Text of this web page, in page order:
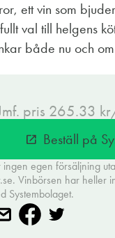
ett vin som
val till helgens
både nu och
pris 265.33
open_in_new Beställ på
egen försäljning
Vinbörsen har heller
Systembolaget.